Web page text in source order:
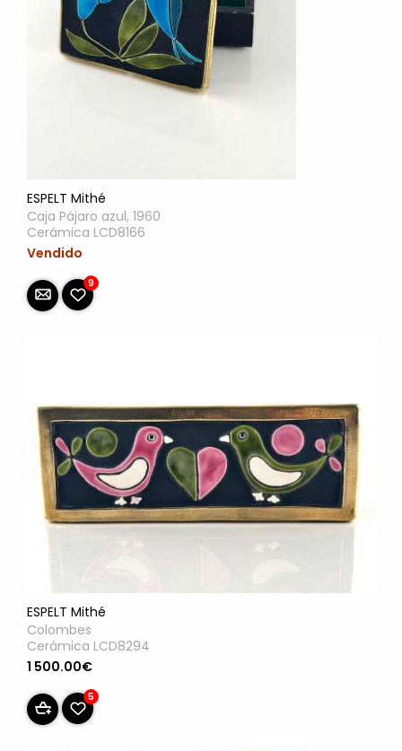
ESPELT Mithé
Caja Pájaro azul, 1960
Cerámica LCD8166
Vendido
9
ESPELT Mithé
Colombes
Cerámica LCD8294
1 500.00€
5